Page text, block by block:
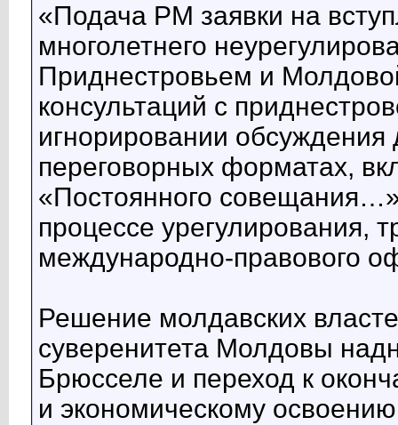
«Подача РМ заявки на
многолетнего
Приднестровьем и
консультаций с
игнорировании
переговорных форматах,
«Постоянного
процессе урегулирования,
международно-правового
Решение молдавских
суверенитета Молдовы
Брюсселе и переход к
и экономическому